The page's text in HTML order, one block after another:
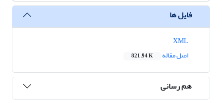
فایل ها
اصل مقاله
821.94 K
هم رسانی